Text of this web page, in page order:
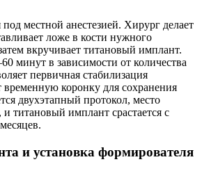
местной анестезией. Хирург делает
ложе в кости нужного
вкручивает титановый имплант.
минут в зависимости от количества
первичная стабилизация
коронку для сохранения
двухэтапный протокол, место
титановый имплант срастается с
и установка формирователя